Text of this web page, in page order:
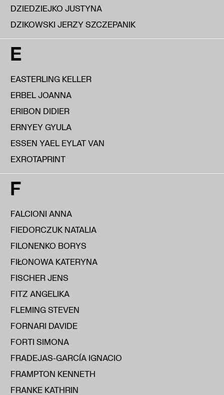
DZIEDZIEJKO JUSTYNA
DZIKOWSKI JERZY SZCZEPANIK
E
EASTERLING KELLER
ERBEL JOANNA
ERIBON DIDIER
ERNYEY GYULA
ESSEN YAEL EYLAT VAN
EXROTAPRINT
F
FALCIONI ANNA
FIEDORCZUK NATALIA
FILONENKO BORYS
FIŁONOWA KATERYNA
FISCHER JENS
FITZ ANGELIKA
FLEMING STEVEN
FORNARI DAVIDE
FORTI SIMONA
FRADEJAS-GARCÍA IGNACIO
FRAMPTON KENNETH
FRANKE KATHRIN